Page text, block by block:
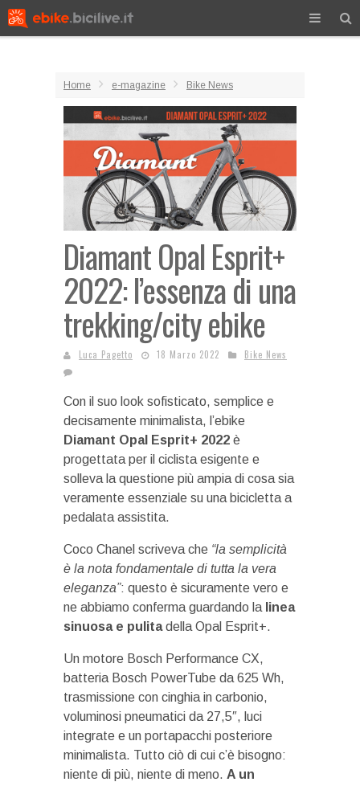
Home e-magazine Bike News
Diamant Opal Esprit+
2022: l’essenza di una
trekking/city ebike
Luca Pagetto 18 Marzo 2022 Bike News
Con il suo look sofisticato, semplice e
decisamente minimalista, l’ebike
Diamant Opal Esprit+ 2022 è
progettata per il ciclista esigente e
solleva la questione più ampia di cosa sia
veramente essenziale su una bicicletta a
pedalata assistita.
Coco Chanel scriveva che “la semplicità
è la nota fondamentale di tutta la vera
eleganza”: questo è sicuramente vero e
ne abbiamo conferma guardando la linea
sinuosa e pulitadella Opal Esprit+.
Un motore Bosch Performance CX,
batteria Bosch PowerTube da 625 Wh,
trasmissione con cinghia in carbonio,
voluminosi pneumatici da 27,5″, luci
integrate e un portapacchi posteriore
minimalista. Tutto ciò di cui c’è bisogno:
niente di più, niente di meno. A un